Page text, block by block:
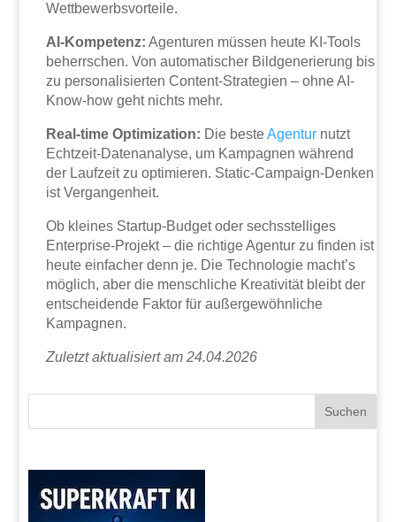
Wettbewerbsvorteile.
AI-Kompetenz: Agenturen müssen heute KI-Tools
beherrschen. Von automatischer Bildgenerierung bis
zu personalisierten Content-Strategien – ohne AI-
Know-how geht nichts mehr.
Real-time Optimization: Die besteAgentur nutzt
Echtzeit-Datenanalyse, um Kampagnen während
der Laufzeit zu optimieren. Static-Campaign-Denken
ist Vergangenheit.
Ob kleines Startup-Budget oder sechsstelliges
Enterprise-Projekt – die richtige Agentur zu finden ist
heute einfacher denn je. Die Technologie macht’s
möglich, aber die menschliche Kreativität bleibt der
entscheidende Faktor für außergewöhnliche
Kampagnen.
Zuletzt aktualisiert am 24.04.2026